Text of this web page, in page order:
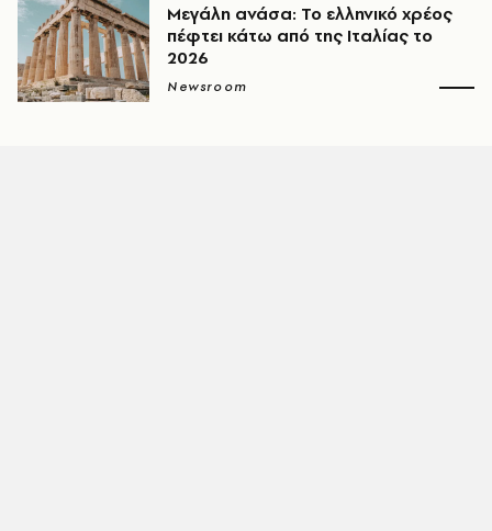
Μεγάλη ανάσα: Το ελληνικό χρέος
πέφτει κάτω από της Ιταλίας το
2026
Newsroom